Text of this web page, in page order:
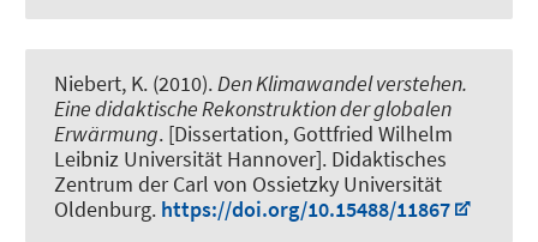
Niebert, K. (2010).Den Klimawandel verstehen.
Eine didaktische Rekonstruktion der globalen
Erwärmung. [Dissertation, Gottfried Wilhelm
Leibniz Universität Hannover]. Didaktisches
Zentrum der Carl von Ossietzky Universität
Oldenburg. https://doi.org/10.15488/11867